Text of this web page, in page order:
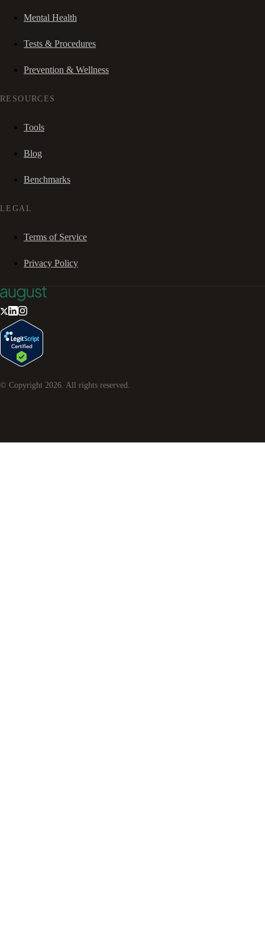
Mental Health
Tests & Procedures
Prevention & Wellness
RESOURCES
Tools
Blog
Benchmarks
LEGAL
Terms of Service
Privacy Policy
© Copyright 2026 . All rights reserved.